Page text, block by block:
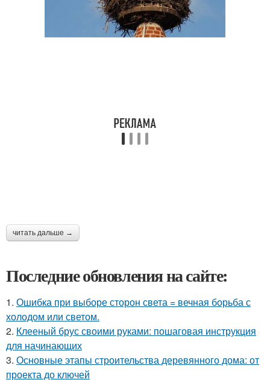
читать дальше →
Последние обновления на сайте:
1. Ошибка при выборе сторон света = вечная борьба с
холодом или светом.
2. Клееный брус своими руками: пошаговая инструкция
для начинающих
3. Основные этапы строительства деревянного дома: от
проекта до ключей